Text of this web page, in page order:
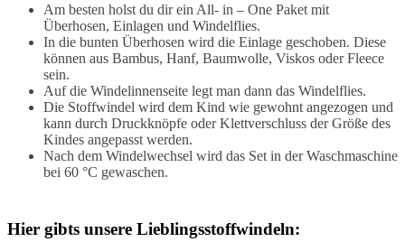
Am besten holst du dir ein All- in – One Paket mit
Überhosen, Einlagen und Windelflies.
In die bunten Überhosen wird die Einlage geschoben. Diese
können aus Bambus, Hanf, Baumwolle, Viskos oder Fleece
sein.
Auf die Windelinnenseite legt man dann das Windelflies.
Die Stoffwindel wird dem Kind wie gewohnt angezogen und
kann durch Druckknöpfe oder Klettverschluss der Größe des
Kindes angepasst werden.
Nach dem Windelwechsel wird das Set in der Waschmaschine
bei 60 °C gewaschen.
Hier gibts unsere Lieblingsstoffwindeln: